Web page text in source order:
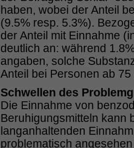
haben, wobei der Anteil
(9.5% resp. 5.3%).
der Anteil mit Einnahme
deutlich an: während
angaben, solche
Anteil bei Personen ab
Schwellen des
Die Einnahme von
Beruhigungsmitteln kann
langanhaltenden
problematisch